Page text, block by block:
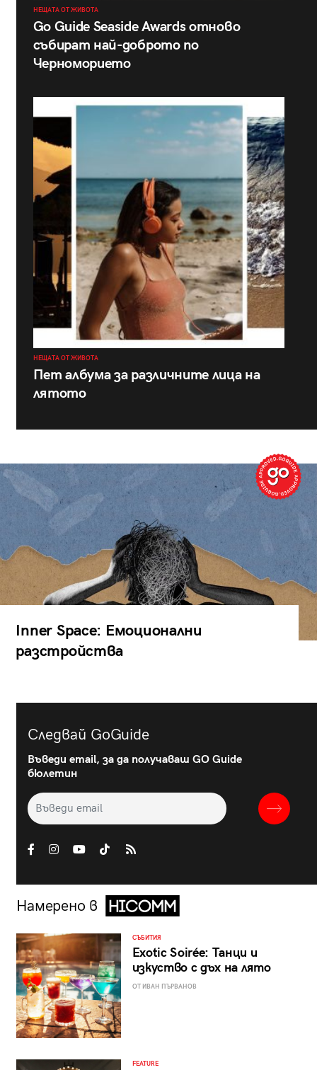
НЕЩАТА ОТ ЖИВОТА
Go Guide Seaside Awards отново
събират най-доброто по
Черноморието
НЕЩАТА ОТ ЖИВОТА
Пет албума за различните лица на
лятото
Inner Space: Емоционални
разстройства
Следвай GoGuide
Въведи email, за да получаваш GO Guide
бюлетин
Намерено в
СЪБИТИЯ
Exotic Soirée: Танци и
изкуство с дъх на лято
ОТ ИВАН ПЪРВАНОВ
FEATURE